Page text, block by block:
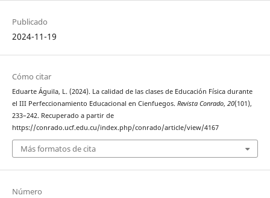
Publicado
2024-11-19
Cómo citar
Eduarte Águila, L. (2024). La calidad de las clases de Educación Física durante
el III Perfeccionamiento Educacional en Cienfuegos. Revista Conrado, 20(101),
233–242. Recuperado a partir de
https://conrado.ucf.edu.cu/index.php/conrado/article/view/4167
Más formatos de cita
Número